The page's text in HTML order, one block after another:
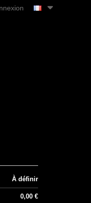
À définir
0,00 €